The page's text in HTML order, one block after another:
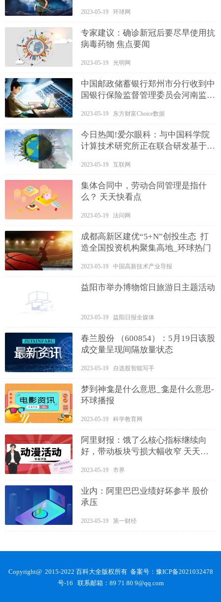
2023-05-19 环球网
专家建议：确诊新冠后要尽早使用抗
病毒药物 焦点要闻
2023-05-19 光明网
中国邮政储蓄银行郑州市分行收到中
国银行保险监督管理委员会河南监管
2023-05-19 东方财富Choice数据
今日热闻!爱尔眼科：与中国科学院
计算技术研究所正在联合研发基于大
2023-05-19 互联网
集体合同中，劳动合同管理是指什
么？ 天天快看点
2023-05-19 法问网
成都高新区建优“5+N”创投生态 打
造全国投资机构聚集高地_环球热门
2023-05-19 中国高新技术产业导报
益阳市举办博物馆日旅游日主题活动
2023-05-19 益阳日报全媒体
春兰股份 （600854）：5月19日该股
成交量呈现间隔放量状态
2023-05-19 自选股智能写手
梦到神龛是什么意思_龛是什么意思-
环球播报
2023-05-19 科学教育网
阿里财报：饿了么核心指标继续向
好，带动板块亏损大幅收窄 天天即
2023-05-19 市界
业内：阿里巴巴业绩好坏参半 股价
承压
2023-05-19 第一财经
Copyright@ 2015-2022 百科大全版权所有 备案号： 豫ICP备2021032478
号-16 联系邮箱：89 71 80 9@qq.com